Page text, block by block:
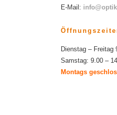
E-Mail:
Dienstag – Freitag
Samstag: 9.00 –
Montags